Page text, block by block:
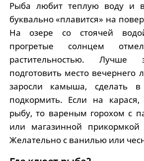
Рыба любит теплую воду и
буквально «плавится» на
На озере со стоячей
прогретые солнцем
растительностью. Лучше
подготовить место вечернего
заросли камыша, сделать
подкормить. Если на
рыбу, то вареным горохом с
или магазинной прикормкой
Желательно с ванилью или